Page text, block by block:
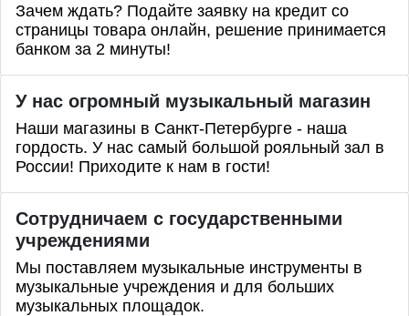
Зачем ждать? Подайте заявку на кредит со
страницы товара онлайн, решение принимается
банком за 2 минуты!
У нас огромный музыкальный магазин
Наши магазины в Санкт-Петербурге - наша
гордость. У нас самый большой рояльный зал в
России! Приходите к нам в гости!
Сотрудничаем с государственными
учреждениями
Мы поставляем музыкальные инструменты в
музыкальные учреждения и для больших
музыкальных площадок.